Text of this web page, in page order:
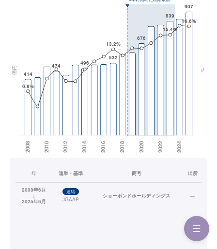
年 連単・基準 商号 出所
2008年6月
↓
2025年6月
連結
JGAAP
ショーボンドホールディングス —